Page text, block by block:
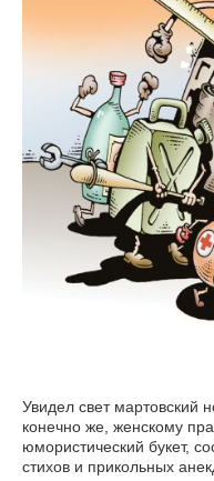
Увидел свет мартовский
конечно же, женскому празднику. Наших
юмористический букет,
стихов и прикольных